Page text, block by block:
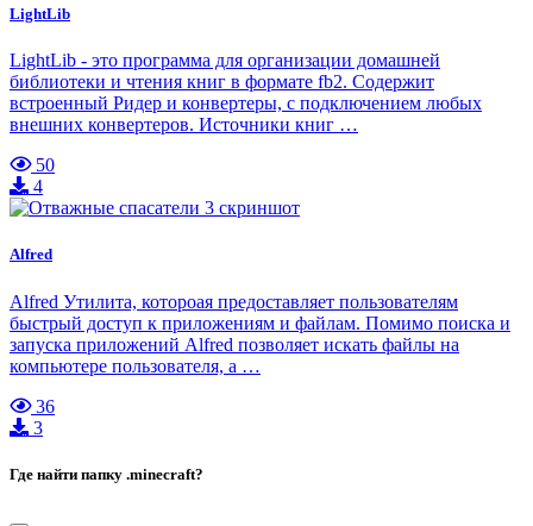
LightLib
LightLib - это программа для организации домашней
библиотеки и чтения книг в формате fb2. Содержит
встроенный Ридер и конвертеры, с подключением любых
внешних конвертеров. Источники книг …
50
4
Alfred
Alfred Утилита, котороая предоставляет пользователям
быстрый доступ к приложениям и файлам. Помимо поиска и
запуска приложений Alfred позволяет искать файлы на
компьютере пользователя, а …
36
3
Где найти папку .minecraft?